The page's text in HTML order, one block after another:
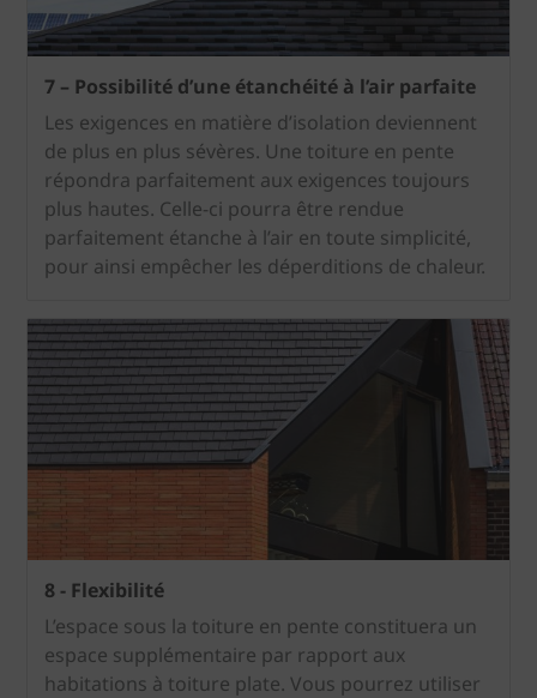
7 – Possibilité d’une étanchéité à l’air parfaite
Les exigences en matière d’isolation deviennent
de plus en plus sévères. Une toiture en pente
répondra parfaitement aux exigences toujours
plus hautes. Celle-ci pourra être rendue
parfaitement étanche à l’air en toute simplicité,
pour ainsi empêcher les déperditions de chaleur.
8 - Flexibilité
L’espace sous la toiture en pente constituera un
espace supplémentaire par rapport aux
habitations à toiture plate. Vous pourrez utiliser